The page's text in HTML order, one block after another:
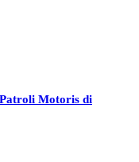
Motoris di